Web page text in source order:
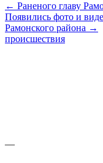
← Раненого главу
Появились фото и
Рамонского района →
происшествия
—